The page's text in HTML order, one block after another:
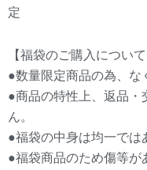
定
【福袋のご購入について
●数量限定商品の為、な
●商品の特性上、返品・
ん。
●福袋の中身は均一では
●福袋商品のため傷等が